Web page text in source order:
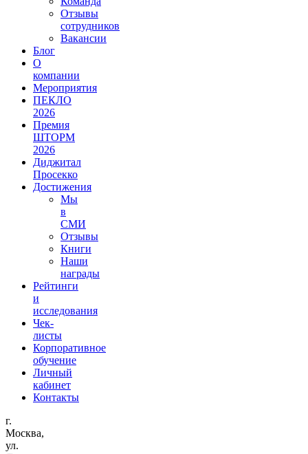
Отзывы
сотрудников
Вакансии
Блог
О
компании
Мероприятия
ПЕКЛО
2026
Премия
ШТОРМ
2026
Диджитал
Просекко
Достижения
Мы
в
СМИ
Отзывы
Книги
Наши
награды
Рейтинги
и
исследования
Чек-
листы
Корпоративное
обучение
Личный
кабинет
Контакты
г.
Москва,
ул.